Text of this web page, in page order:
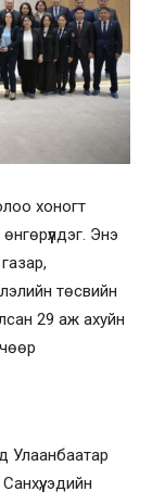
хоногт
Энэ
төсвийн
29 аж ахуйн
Улаанбаатар
эдийн